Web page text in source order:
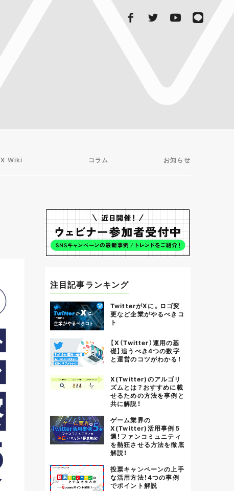
X Wiki コラム お知らせ
注目記事ランキング
TwitterがXに。ロゴ変
更など企業がやるべきコ
ト
【X（Twitter）運用の基
礎】追うべき4つの数字
と運営のコツがわかる！
X(Twitter)のアルゴリ
ズムとは？おすすめに載
せるための方法を事例と
共に解説！
ゲーム業界の
X(Twitter)活用事例５
選！ファンコミュニティ
を熱狂させる方法を徹底
解説！
投票キャンペーンの上手
な活用方法！4つの事例
でポイント解説